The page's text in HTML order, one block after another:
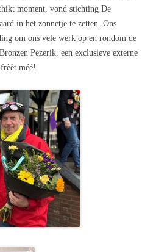
moment, vond stichting De
in het zonnetje te zetten. Ons
om ons vele werk op en rondom de
Pezerik, een exclusieve externe
méé!